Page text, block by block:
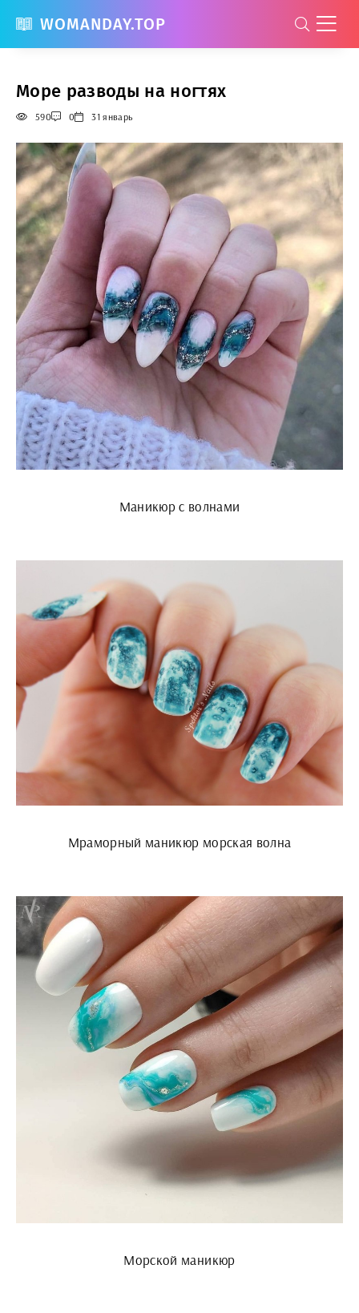
WOMANDAY.TOP
Море разводы на ногтях
590 0 31 январь
Маникюр с волнами
Мраморный маникюр морская волна
Морской маникюр